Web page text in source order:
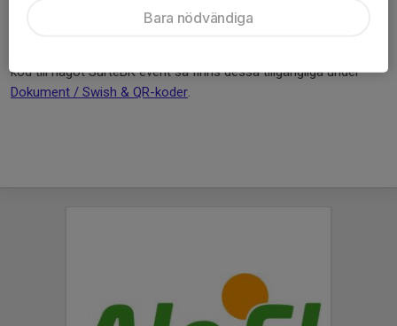
kod till något SurteBK event så finns dessa tillgängliga under
Dokument / Swish & QR-koder.
Bara nödvändiga